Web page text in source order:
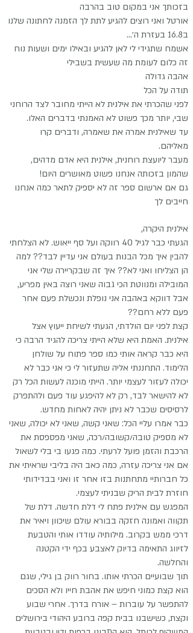
בזכותך אני במקום טוב בהרבה
אורטל ואני רוצים להגיע לתת לך הזמנה לחתונה שלנו
ב16.8 בעזרת ה׳...
אשמח שתגידי לי לאן להגיע ובאילו ימים ושעות נוח
זה כלום לעומת מה שעשית בשבילי
אהבה גדולה
תודה על הכל
לפני שהכרתי את אילנית לא הייתי מחובר לצד הרוחני
שבי, יותר מכך פשוט לא האמנתי בדברים האלו.
עד שאילנית אמרה את שאמרה, ודברים קרו
מאליהם.
מעבר ליועצת רוחנית, אילנית היא אדם מדהים,
שהמון בזכותה אנחנו פשוט מאושרים היום!
גם אם ארשום ספר זה לא יספיק לתאר כמה אנחנו
חייבים לך
אילנית היקרה,
הגעתי כבר לגיל 40 רווקה ועל סף ייאוש. לא הצלחתי
להבין איך מכל הבנות בעולם אני עדיין לבד?? למה
הן הצליחו ואני לא?? איך זה שבקריירה שלי אני
המובילה ומנווטת הכי גבוה שאני רוצה באין מפריע,
אבל דווקא באהבה אני נופלת ונכשלת פעם אחר
פעם ללא רחם??
קצת לפני יום הולדתי, הגעתי לשיחת ייעוץ אצל
אילנית. האמת היא שלא הייתי צריכה להגיד הרבה כי
היא כבר קראה אותי כמו ספר פתוח על שולחן
הלימוד. התחננתי אליה שתעזור לי כי אני כבר לא
יכולה לעזור לעצמי יותר. הייתי מוכנה לעשות הכל רק
לא להישאר לבד, רק לא להיפגע עוד פעם ולהתפרק
לרסיסים שכבר לא ניתן יהיה לאחות מחדש.
כבר אמרו עליי הכל: שאני קשה, שאני לא יכולה, שאני
לא מספיק טובה/קשובה/רכה, שאני מפספסת את
הרכבת והזמן פועל לרעתי. כמה פגעו בי בלי לשאול
אם אני צריכה עזרה, כמה כאב היה בליבי שראיתי את
כל חברותיי מתחתנות בזו אחר זו ואני בבדידותי
חוזרת לבית הריק שבניתי לעצמי.
המפגש עם אילנית פתח לי דלת חדשה. דלת של
תקווה ואמונה חזקה בבורא עולם שיכוון ויאיר את
דרכי ממש בקרוב. מילותיה עודדו אותי והטבעת
לזיווג התאימה בדיוק לאצבע בכף ידי הקטנה
והחלשה.
תוך שבועיים הכרתי אותו. בחור רווק בן גילי, שגם
הוא קצת כמוני חיפש את אהבת חייו ולא הסכים
להתפשר על עוברות – אורח בדרך. אחרי שבוע
וקצת, כשישבנו בבית קפה ברובע היהודי בירושלים